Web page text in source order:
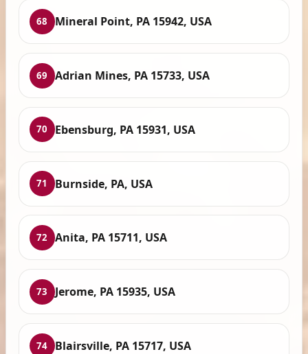
68 Mineral Point, PA 15942, USA
69 Adrian Mines, PA 15733, USA
70 Ebensburg, PA 15931, USA
71 Burnside, PA, USA
72 Anita, PA 15711, USA
73 Jerome, PA 15935, USA
74 Blairsville, PA 15717, USA